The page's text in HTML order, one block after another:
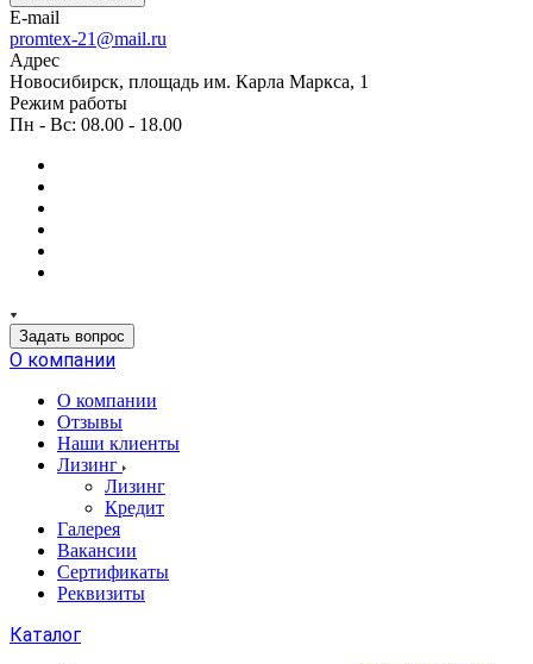
E-mail
promtex-21@mail.ru
Адрес
Новосибирск, площадь им. Карла Маркса, 1
Режим работы
Пн - Вс: 08.00 - 18.00
Задать вопрос
О компании
О компании
Отзывы
Наши клиенты
Лизинг
Лизинг
Кредит
Галерея
Вакансии
Сертификаты
Реквизиты
Каталог